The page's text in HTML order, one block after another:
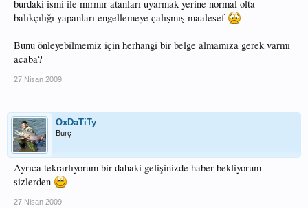
burdaki ismi ile mırmır atanları uyarmak yerine normal olta
balıkçılığı yapanları engellemeye çalışmış maalesef
Bunu önleyebilmemiz için herhangi bir belge almamıza gerek varmı
acaba?
27 Nisan 2009
OxDaTiTy
Burç
Ayrıca tekrarlıyorum bir dahaki gelişinizde haber bekliyorum
sizlerden
27 Nisan 2009